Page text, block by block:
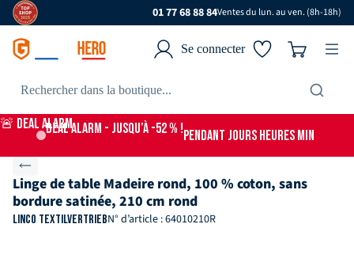
01 77 68 88 84Ventes du lun. au ven. (8h-18h)
Se connecter
🚨 DEAL ALARMDEAL ALARM - jusqu’à -52 % !PENDANT JOURS HEURES MIN
Linge de table Madeire rond, 100 % coton, sans
bordure satinée, 210 cm rond
Linco TextilvertriebN° d’article : 64010210R